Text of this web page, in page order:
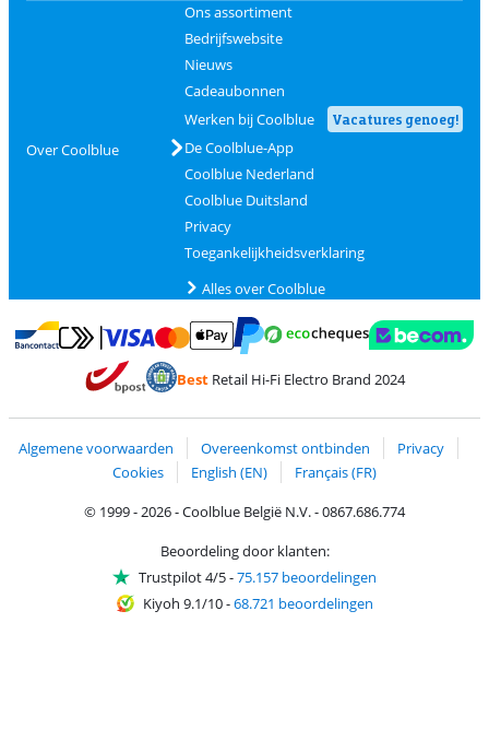
Over Coolblue
Ons assortiment
Bedrijfswebsite
Nieuws
Cadeaubonnen
Werken bij Coolblue
Vacatures genoeg!
De Coolblue-App
Coolblue Nederland
Coolblue Duitsland
Privacy
Toegankelijkheidsverklaring
Alles over Coolblue
Betalen met Bancontact
Betalen met MasterCard en Visa via ClickToPay
BestRetail Hi-Fi Electro Brand 2024
Algemene voorwaarden Overeenkomst ontbinden
Privacy
Cookies
English (EN)
Français (FR)
© 1999 - 2026 - Coolblue België N.V. - 0867.686.774
Beoordeling door klanten:
Trustpilot 4/5-75.157 beoordelingen
Kiyoh 9.1/10-68.721 beoordelingen